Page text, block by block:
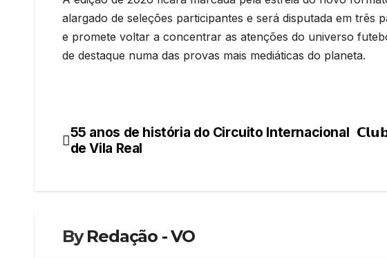
alargado de seleções participantes e será disputada em três
e promete voltar a concentrar as atenções do universo
de destaque numa das provas mais mediáticas do planeta.
Navegação
55 anos de história do Circuito Internacional
de Vila Real
ByRedação - VO